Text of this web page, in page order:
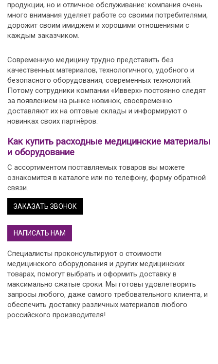
продукции, но и отличное обслуживание: компания очень
много внимания уделяет работе со своими потребителями,
дорожит своим имиджем и хорошими отношениями с
каждым заказчиком.
Современную медицину трудно представить без
качественных материалов, технологичного, удобного и
безопасного оборудования, современных технологий.
Потому сотрудники компании «Ивверх» постоянно следят
за появлением на рынке новинок, своевременно
доставляют их на оптовые склады и информируют о
новинках своих партнёров.
Как купить расходные медицинские материалы
и оборудование
С ассортиментом поставляемых товаров вы можете
ознакомится в каталоге или по телефону, форму обратной
связи.
ЗАКАЗАТЬ ЗВОНОК
НАПИСАТЬ НАМ
Специалисты проконсультируют о стоимости
медицинского оборудования и других медицинских
товарах, помогут выбрать и оформить доставку в
максимально сжатые сроки. Мы готовы удовлетворить
запросы любого, даже самого требовательного клиента, и
обеспечить доставку различных материалов любого
российского производителя!